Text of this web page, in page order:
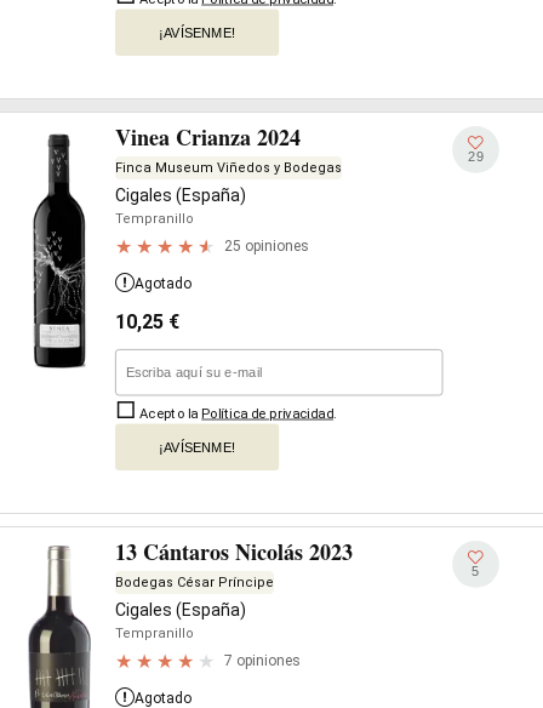
¡AVÍSENME!
Vinea Crianza 2024
Finca Museum Viñedos y Bodegas
Cigales (España)
Tempranillo
25 opiniones
29
Agotado
10,25 €
Acepto la Política de privacidad
¡AVÍSENME!
13 Cántaros Nicolás 2023
Bodegas César Príncipe
Cigales (España)
Tempranillo
7 opiniones
5
Agotado